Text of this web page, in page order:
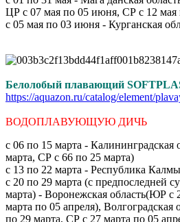
ЦР с 07 мая по 05 июня, СР с 12
с 05 мая по 03 июня - Курганская
Белолобый плавающий
https://aquazon.ru/catalog/element/
ВОДОПЛАВУЮЩУЮ ДИЧЬ
с 06 по 15 марта -
марта, СР с 66 по 25 марта)
с 13 по 22 марта - Республика
с 20 по 29 марта (с предпоследней
марта) - Воронежская область(ЮР с
марта по 05 апреля), Волгоградская
по 29 марта, СР с 27 марта по 05